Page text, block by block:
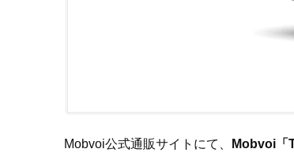
Mobvoi公式通販サイトにて、 Mobvoi「